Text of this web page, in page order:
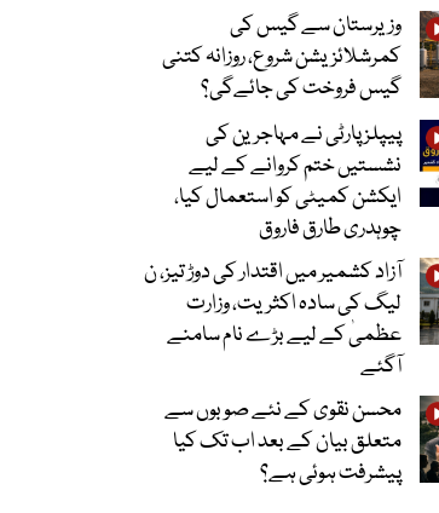
وزیرستان سے گیس کی
کمرشلائزیشن شروع، روزانہ کتنی
گیس فروخت کی جائےگی؟
پیپلز پارٹی نے مہاجرین کی
نشستیں ختم کروانے کے لیے
ایکشن کمیٹی کو استعمال کیا،
چوہدری طارق فاروق
آزاد کشمیر میں اقتدار کی دوڑ تیز، ن
لیگ کی سادہ اکثریت، وزارت
عظمیٰ کے لیے بڑے نام سامنے
آگئے
محسن نقوی کے نئے صوبوں سے
متعلق بیان کے بعد اب تک کیا
پیشرفت ہوئی ہے؟